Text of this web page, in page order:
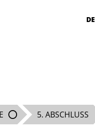
DE
5. ABSCHLUSS